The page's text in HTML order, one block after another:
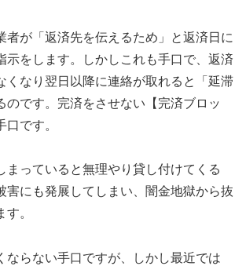
者が「返済先を伝えるため」と返済日に
示をします。しかしこれも手口で、返済
くなり翌日以降に連絡が取れると「延滞
のです。完済をさせない【完済ブロッ
口です。
まっていると無理やり貸し付けてくる
害にも発展してしまい、闇金地獄から抜
。
ならない手口ですが、しかし最近では